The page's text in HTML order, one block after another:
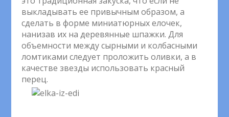
выкладывать ее привычным образом, а
сделать в форме миниатюрных елочек,
нанизав их на деревянные шпажки. Для
объемности между сырными и колбасными
ломтиками следует проложить оливки, а в
качестве звезды использовать красный
перец.